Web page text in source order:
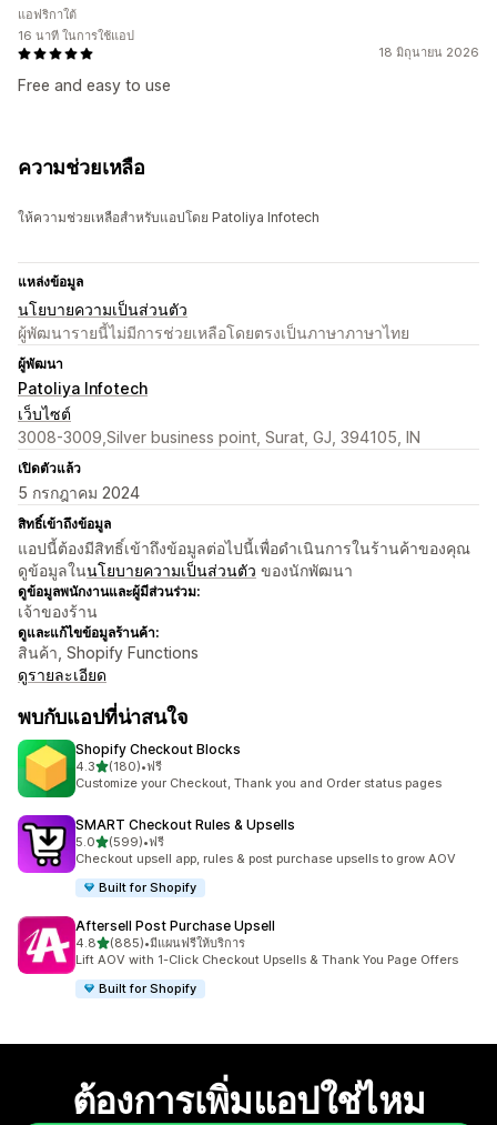
18 มิถุนายน 2026
Free and easy to use
แอฟริกาใต้
16 นาที ในการใช้แอป
ความช่วยเหลือ
ให้ความช่วยเหลือสำหรับแอปโดย Patoliya Infotech
แหล่งข้อมูล
นโยบายความเป็นส่วนตัว
ผู้พัฒนารายนี้ไม่มีการช่วยเหลือโดยตรงเป็นภาษาภาษาไทย
ผู้พัฒนา
Patoliya Infotech
เว็บไซต์
3008-3009,Silver business point, Surat, GJ, 394105, IN
เปิดตัวแล้ว
5 กรกฎาคม 2024
สิทธิ์เข้าถึงข้อมูล
แอปนี้ต้องมีสิทธิ์เข้าถึงข้อมูลต่อไปนี้เพื่อดำเนินการในร้านค้าของคุณ
ดูข้อมูลในนโยบายความเป็นส่วนตัว ของนักพัฒนา
ดูข้อมูลพนักงานและผู้มีส่วนร่วม:
เจ้าของร้าน
ดูและแก้ไขข้อมูลร้านค้า:
สินค้า, Shopify Functions
ดูรายละเอียด
พบกับแอปที่น่าสนใจ
Shopify Checkout Blocks
4.3เต็ม 5 ดาว
(180)
ทั้งหมด 180 รีวิว
•ฟรี
Customize your Checkout, Thank you and Order status pages
SMART Checkout Rules & Upsells
5.0เต็ม 5 ดาว
(599)
ทั้งหมด 599 รีวิว
•ฟรี
Checkout upsell app, rules & post purchase upsells to grow AOV
Built for Shopify
Aftersell Post Purchase Upsell
4.8เต็ม 5 ดาว
(885)
ทั้งหมด 885 รีวิว
•มีแผนฟรีให้บริการ
Lift AOV with 1-Click Checkout Upsells & Thank You Page Offers
Built for Shopify
ต้องการเพิ่มแอปใช่ไหม